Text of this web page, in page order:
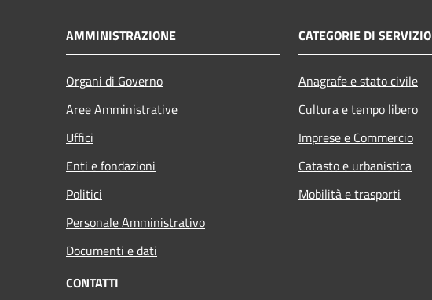
AMMINISTRAZIONE
Organi di Governo
Aree Amministrative
Uffici
Enti e fondazioni
Politici
Personale Amministrativo
Documenti e dati
CATEGORIE DI SERVIZIO
Anagrafe e stato civile
Cultura e tempo libero
Imprese e Commercio
Catasto e urbanistica
Mobilità e trasporti
CONTATTI